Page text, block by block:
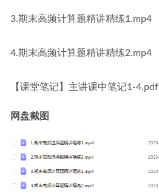
3.期末高频计算题精讲精练1.mp4
4.期末高频计算题精讲精练2.mp4
【课堂笔记】主讲课中笔记1-4.pdf
网盘截图